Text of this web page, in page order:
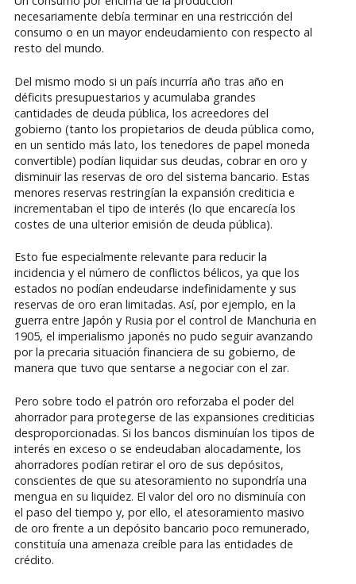
necesariamente debía terminar en una restricción del
consumo o en un mayor endeudamiento con respecto al
resto del mundo.
Del mismo modo si un país incurría año tras año en
déficits presupuestarios y acumulaba grandes
cantidades de deuda pública, los acreedores del
gobierno (tanto los propietarios de deuda pública como,
en un sentido más lato, los tenedores de papel moneda
convertible) podían liquidar sus deudas, cobrar en oro y
disminuir las reservas de oro del sistema bancario. Estas
menores reservas restringían la expansión crediticia e
incrementaban el tipo de interés (lo que encarecía los
costes de una ulterior emisión de deuda pública).
Esto fue especialmente relevante para reducir la
incidencia y el número de conflictos bélicos, ya que los
estados no podían endeudarse indefinidamente y sus
reservas de oro eran limitadas. Así, por ejemplo, en la
guerra entre Japón y Rusia por el control de Manchuria en
1905, el imperialismo japonés no pudo seguir avanzando
por la precaria situación financiera de su gobierno, de
manera que tuvo que sentarse a negociar con el zar.
Pero sobre todo el patrón oro reforzaba el poder del
ahorrador para protegerse de las expansiones crediticias
desproporcionadas. Si los bancos disminuían los tipos de
interés en exceso o se endeudaban alocadamente, los
ahorradores podían retirar el oro de sus depósitos,
conscientes de que su atesoramiento no supondría una
mengua en su liquidez. El valor del oro no disminuía con
el paso del tiempo y, por ello, el atesoramiento masivo
de oro frente a un depósito bancario poco remunerado,
constituía una amenaza creíble para las entidades de
crédito.